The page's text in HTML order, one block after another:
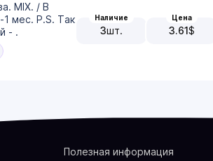
MIX. / В
мес. P.S. Так
- .
Наличие
3шт.
Цена
3.61$
Полезная информация